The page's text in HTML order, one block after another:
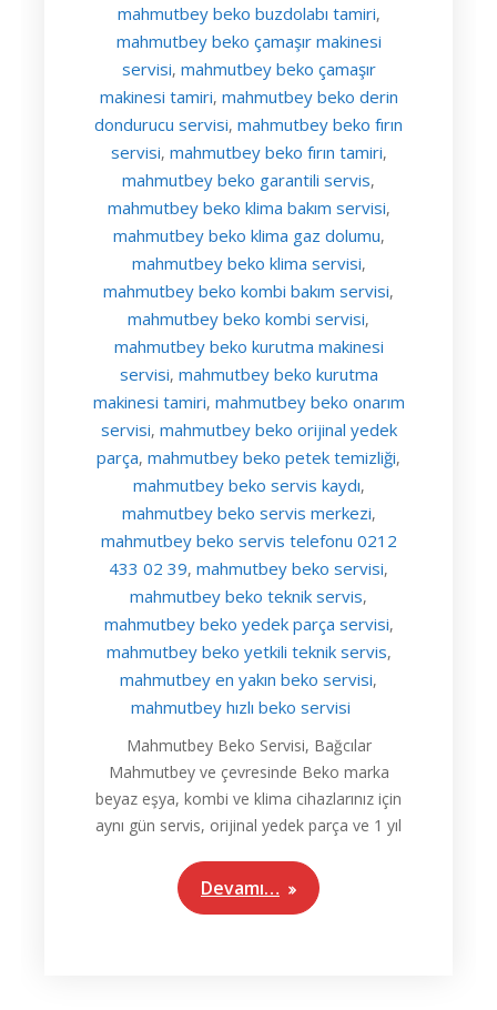
mahmutbey beko buzdolabı tamiri,
mahmutbey beko çamaşır makinesi
servisi, mahmutbey beko çamaşır
makinesi tamiri, mahmutbey beko derin
dondurucu servisi, mahmutbey beko fırın
servisi, mahmutbey beko fırın tamiri,
mahmutbey beko garantili servis,
mahmutbey beko klima bakım servisi,
mahmutbey beko klima gaz dolumu,
mahmutbey beko klima servisi,
mahmutbey beko kombi bakım servisi,
mahmutbey beko kombi servisi,
mahmutbey beko kurutma makinesi
servisi, mahmutbey beko kurutma
makinesi tamiri, mahmutbey beko onarım
servisi, mahmutbey beko orijinal yedek
parça, mahmutbey beko petek temizliği,
mahmutbey beko servis kaydı,
mahmutbey beko servis merkezi,
mahmutbey beko servis telefonu 0212
433 02 39, mahmutbey beko servisi,
mahmutbey beko teknik servis,
mahmutbey beko yedek parça servisi,
mahmutbey beko yetkili teknik servis,
mahmutbey en yakın beko servisi,
mahmutbey hızlı beko servisi
Mahmutbey Beko Servisi, Bağcılar
Mahmutbey ve çevresinde Beko marka
beyaz eşya, kombi ve klima cihazlarınız için
aynı gün servis, orijinal yedek parça ve 1 yıl
Devamı…